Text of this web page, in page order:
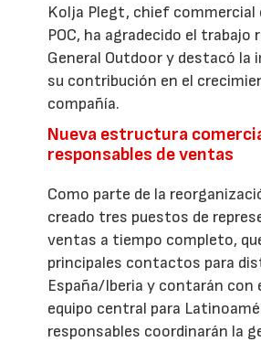
Kolja Plegt, chief commercial
POC, ha agradecido el trabajo
General Outdoor y destacó la
su contribución en el
compañía.
Nueva estructura
responsables de ventas
Como parte de la
creado tres puestos de
ventas a tiempo completo,
principales contactos para
España/Iberia y contarán con
equipo central para
responsables coordinarán la